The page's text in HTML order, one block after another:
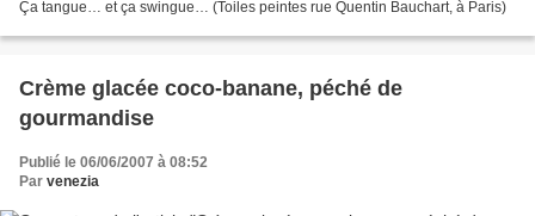
Ça tangue… et ça swingue… (Toiles peintes rue Quentin Bauchart, à Paris)
Crème glacée coco-banane, péché de
gourmandise
Publié le 06/06/2007 à 08:52
Par venezia